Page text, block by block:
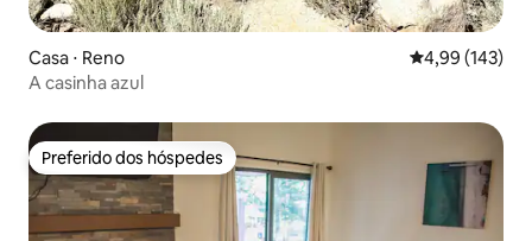
Casa ⋅ Reno 4,99 de uma
4,99 (143)
A casinha azul
Preferido dos hóspedes
Preferido dos hóspedes